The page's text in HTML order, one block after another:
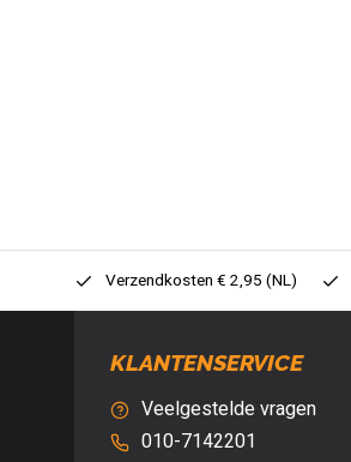
Verzendkosten € 2,95 (NL)
KLANTENSERVICE
Veelgestelde vragen
010-7142201